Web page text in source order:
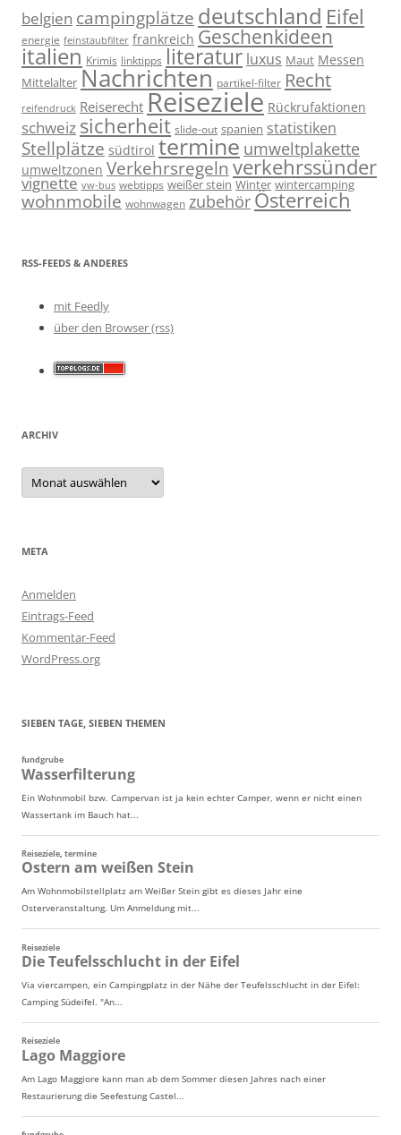
belgien campingplätze deutschland Eifel
energie feinstaubfilter frankreich Geschenkideen
italien Krimis linktipps literatur luxus Maut Messen
Mittelalter Nachrichten partikel-filter Recht
reifendruck Reiserecht Reiseziele Rückrufaktionen
schweiz sicherheit slide-out spanien statistiken
Stellplätze südtirol termine umweltplakette
umweltzonen Verkehrsregeln verkehrssünder
vignette vw-bus webtipps weißer stein Winter wintercamping
wohnmobile wohnwagen zubehör Österreich
RSS-FEEDS & ANDERES
mit Feedly
über den Browser (rss)
ARCHIV
Archiv
META
Anmelden
Eintrags-Feed
Kommentar-Feed
WordPress.org
SIEBEN TAGE, SIEBEN THEMEN